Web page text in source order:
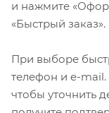
и нажмите
«Быстрый заказ».
При выборе
телефон и e-
чтобы уточнить